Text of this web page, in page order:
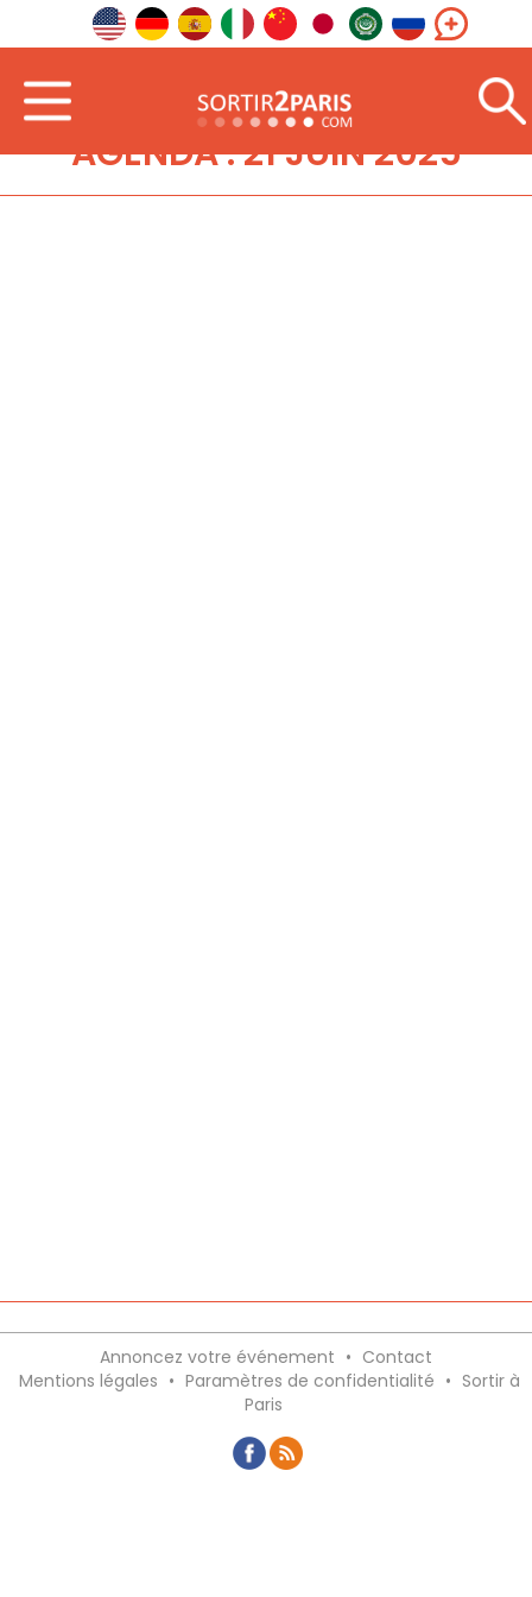
AGENDA : 21 JUIN 2025
Annoncez votre événement • Contact
Mentions légales • Paramètres de confidentialité • Sortir à
Paris